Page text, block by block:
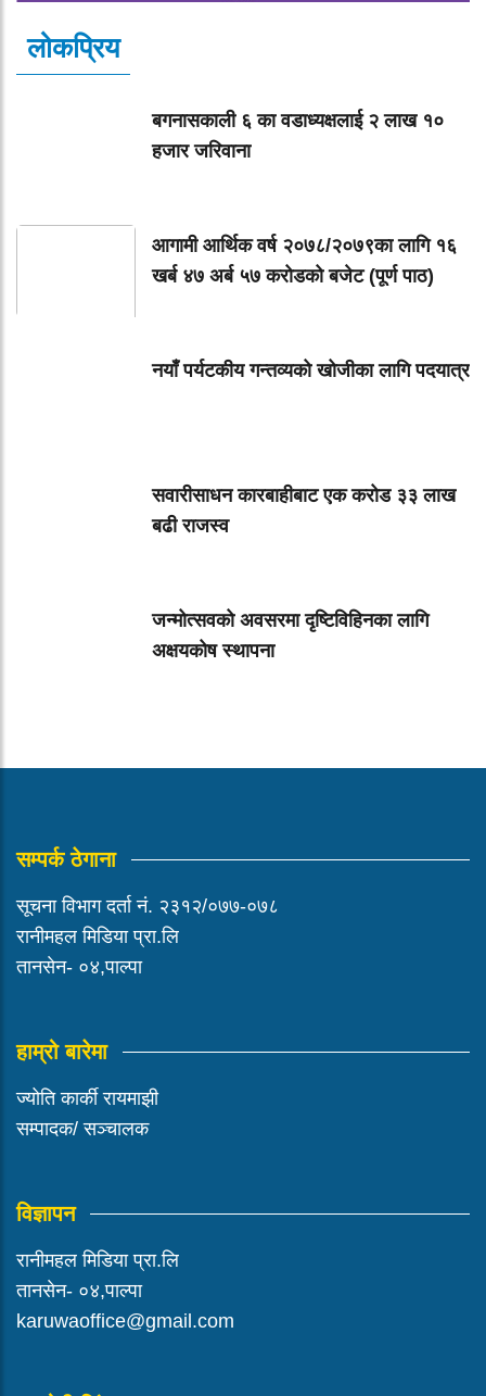
लोकप्रिय
बगनासकाली ६ का वडाध्यक्षलाई २ लाख १०
हजार जरिवाना
आगामी आर्थिक वर्ष २०७८/२०७९का लागि १६
खर्ब ४७ अर्ब ५७ करोडको बजेट (पूर्ण पाठ)
नयाँ पर्यटकीय गन्तव्यको खोजीका लागि पदयात्र
सवारीसाधन कारबाहीबाट एक करोड ३३ लाख
बढी राजस्व
जन्मोत्सवको अवसरमा दृष्टिविहिनका लागि
अक्षयकोष स्थापना
सम्पर्क ठेगाना
सूचना विभाग दर्ता नं. २३१२/०७७-०७८
रानीमहल मिडिया प्रा.लि
तानसेन- ०४,पाल्पा
हाम्रो बारेमा
ज्योति कार्की रायमाझी
सम्पादक/ सञ्चालक
विज्ञापन
रानीमहल मिडिया प्रा.लि
तानसेन- ०४,पाल्पा
karuwaoffice@gmail.com